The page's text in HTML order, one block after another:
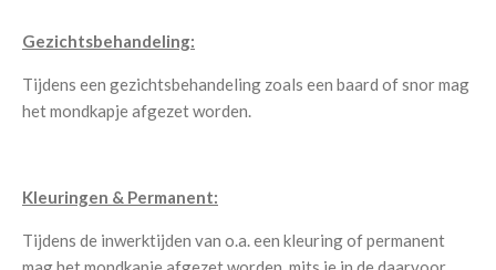
Gezichtsbehandeling:
Tijdens een gezichtsbehandeling zoals een baard of snor mag
het mondkapje afgezet worden.
Kleuringen & Permanent:
Tijdens de inwerktijden van o.a. een kleuring of permanent